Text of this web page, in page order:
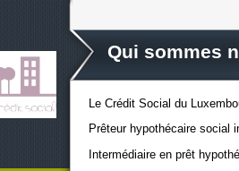
Qui sommes
Le Crédit Social du
Prêteur hypothécaire social
Intermédiaire en prêt